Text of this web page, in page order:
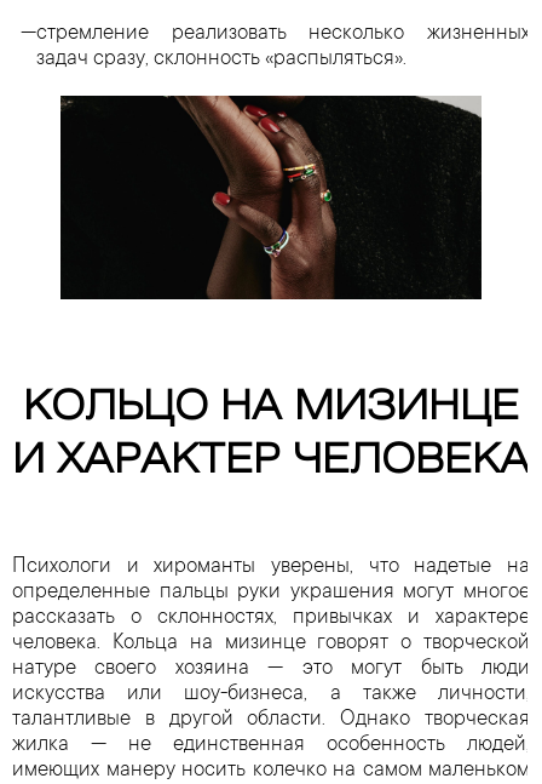
стремление реализовать несколько жизненных
задач сразу, склонность «распыляться».
КОЛЬЦО НА МИЗИНЦЕ
И ХАРАКТЕР ЧЕЛОВЕКА
Психологи и хироманты уверены, что надетые на
определенные пальцы руки украшения могут многое
рассказать о склонностях, привычках и характере
человека. Кольца на мизинце говорят о творческой
натуре своего хозяина — это могут быть люди
искусства или шоу-бизнеса, а также личности,
талантливые в другой области. Однако творческая
жилка — не единственная особенность людей,
имеющих манеру носить колечко на самом маленьком